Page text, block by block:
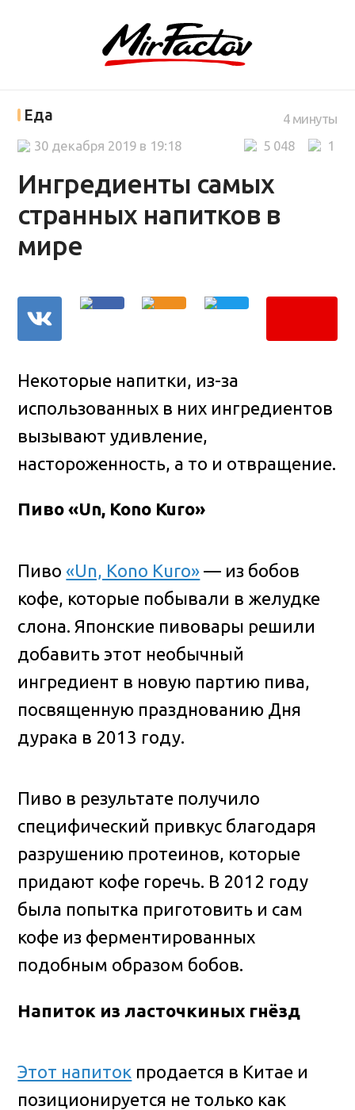
Еда
Ингредиенты самых
странных напитков в
мире
4 минуты
1
5 048
30 декабря 2019 в 19:18
Некоторые напитки, из-за
использованных в них ингредиентов
вызывают удивление,
настороженность, а то и отвращение.
Пиво «Un, Kono Kuro»
Пиво«Un, Kono Kuro» — из бобов
кофе, которые побывали в желудке
слона. Японские пивовары решили
добавить этот необычный
ингредиент в новую партию пива,
посвященную празднованию Дня
дурака в 2013 году.
Пиво в результате получило
специфический привкус благодаря
разрушению протеинов, которые
придают кофе горечь. В 2012 году
была попытка приготовить и сам
кофе из ферментированных
подобным образом бобов.
Напиток из ласточкиных гнёзд
Этот напиток продается в Китае и
позиционируется не только как